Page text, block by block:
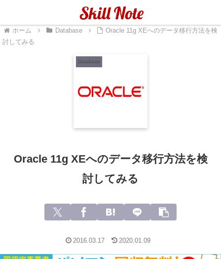
ホーム Database
Oracle 11g XEへのデータ移行方法を検
討してみる
Oracle 11g XEへのデータ移行方法を検
討してみる
Database
2016.03.17 2020.01.09